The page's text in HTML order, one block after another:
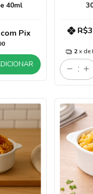
40ml
com Pix
2 x de